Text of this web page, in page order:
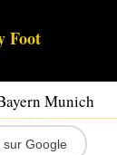
Foot
Munich
sur Google